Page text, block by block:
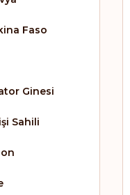
Faso
Ginesi
Sahili